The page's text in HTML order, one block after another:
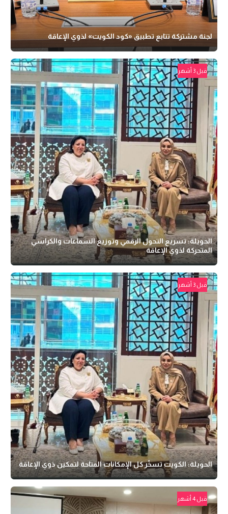
لجنة مشتركة تتابع تطبيق «كود الكويت» لذوي الإعاقة
قبل 3 أشهر
الحويلة: تسريع التحول الرقمي وتوزيع السماعات والكراسي
المتحركة لذوي الإعاقة
قبل 3 أشهر
الحويلة: الكويت تسخّر كل الإمكانات المتاحة لتمكين ذوي الإعاقة
قبل 4 أشهر